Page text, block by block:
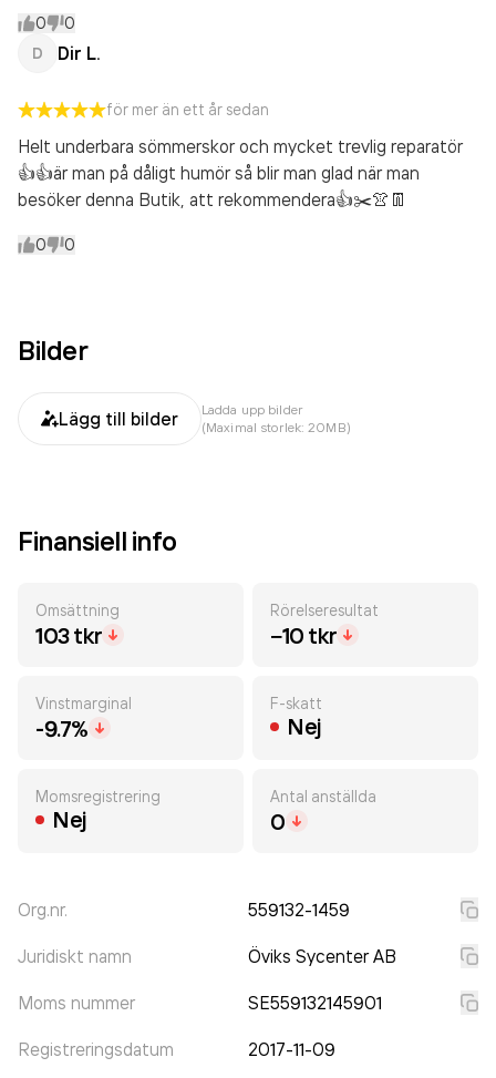
0 0
D Dir L.
för mer än ett år sedan
Helt underbara sömmerskor och mycket trevlig reparatör
👍👍är man på dåligt humör så blir man glad när man
besöker denna Butik, att rekommendera👍✂️👚👖
0 0
Bilder
Lägg till bilder
Ladda upp bilder
(Maximal storlek: 20MB)
Finansiell info
Omsättning
103 tkr
Rörelseresultat
−10 tkr
Vinstmarginal
-9.7%
F-skatt
Nej
Momsregistrering
Nej
Antal anställda
0
Org.nr. 559132-1459
Juridiskt namn Öviks Sycenter AB
Moms nummer SE559132145901
Registreringsdatum 2017-11-09